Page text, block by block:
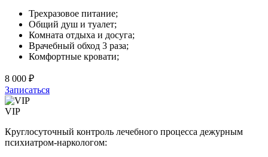
Трехразовое питание;
Общий душ и туалет;
Комната отдыха и досуга;
Врачебный обход 3 раза;
Комфортные кровати;
8 000 ₽
Записаться
VIP
Круглосуточный контроль лечебного процесса дежурным
психиатром-наркологом: